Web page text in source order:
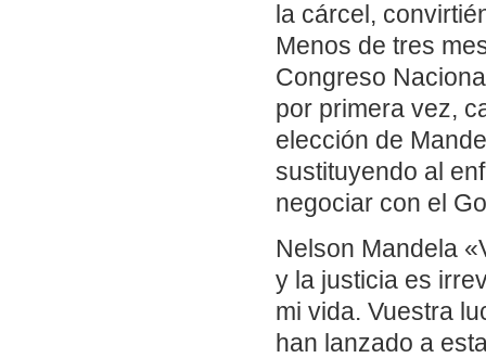
la cárcel,
Menos de tres
Congreso
por primera vez,
elección de
sustituyendo al
negociar con el
Nelson Mandela
y la justicia es
mi vida. Vuestra
han lanzado a